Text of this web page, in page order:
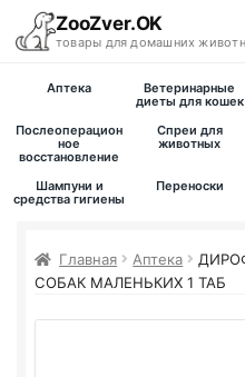
ZooZver.OK
товары для домашних
Каталог
Вакансии
Аптека
Ветеринарные
диеты для кошек
Послеоперацион
ное
восстановление
Спреи для
животных
Шампуни и
средства гигиены
Переноски
Главная Аптека
СОБАК МАЛЕНЬКИХ 1 ТАБ